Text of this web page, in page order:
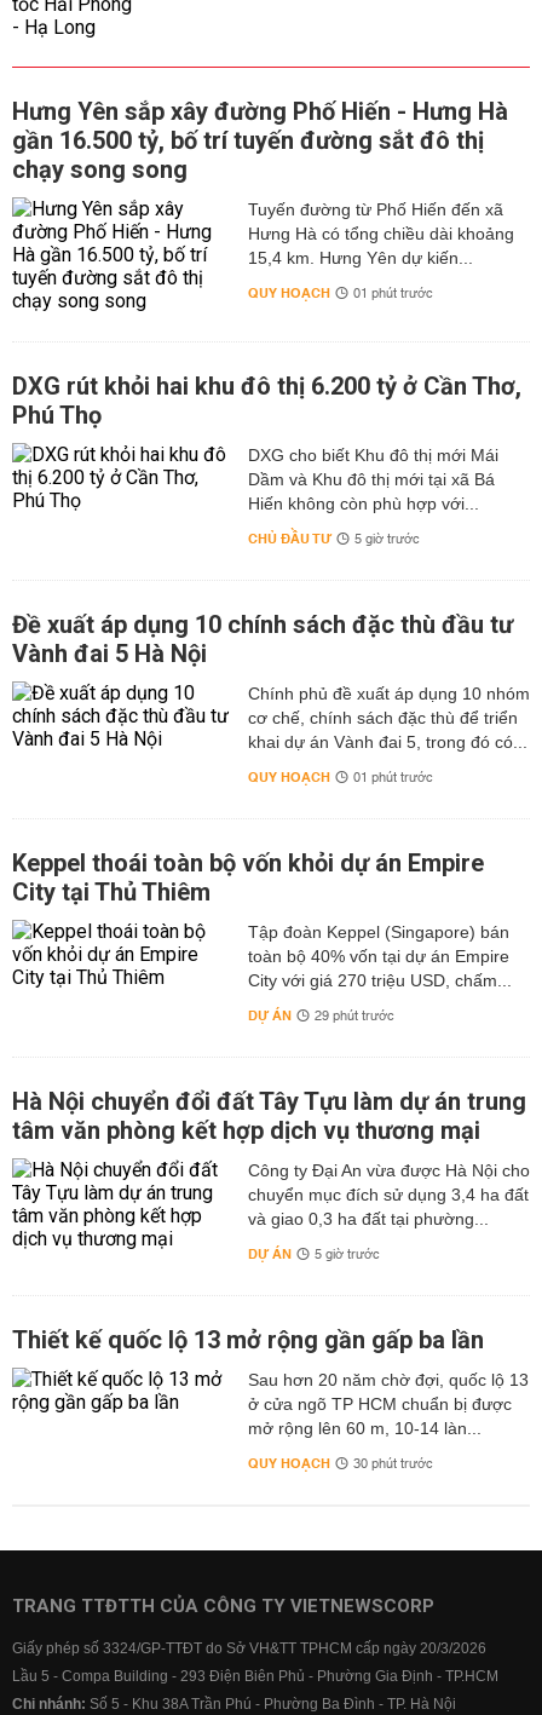
Hưng Yên sắp xây đường Phố Hiến - Hưng Hà
gần 16.500 tỷ, bố trí tuyến đường sắt đô thị
chạy song song
Tuyến đường từ Phố Hiến đến xã
Hưng Hà có tổng chiều dài khoảng
15,4 km. Hưng Yên dự kiến...
QUY HOẠCH 01 phút trước
DXG rút khỏi hai khu đô thị 6.200 tỷ ở Cần Thơ,
Phú Thọ
DXG cho biết Khu đô thị mới Mái
Dầm và Khu đô thị mới tại xã Bá
Hiến không còn phù hợp với...
CHỦ ĐẦU TƯ 5 giờ trước
Đề xuất áp dụng 10 chính sách đặc thù đầu tư
Vành đai 5 Hà Nội
Chính phủ đề xuất áp dụng 10 nhóm
cơ chế, chính sách đặc thù để triển
khai dự án Vành đai 5, trong đó có...
QUY HOẠCH 01 phút trước
Keppel thoái toàn bộ vốn khỏi dự án Empire
City tại Thủ Thiêm
Tập đoàn Keppel (Singapore) bán
toàn bộ 40% vốn tại dự án Empire
City với giá 270 triệu USD, chấm...
DỰ ÁN 29 phút trước
Hà Nội chuyển đổi đất Tây Tựu làm dự án trung
tâm văn phòng kết hợp dịch vụ thương mại
Công ty Đại An vừa được Hà Nội cho
chuyển mục đích sử dụng 3,4 ha đất
và giao 0,3 ha đất tại phường...
DỰ ÁN 5 giờ trước
Thiết kế quốc lộ 13 mở rộng gần gấp ba lần
Sau hơn 20 năm chờ đợi, quốc lộ 13
ở cửa ngõ TP HCM chuẩn bị được
mở rộng lên 60 m, 10-14 làn...
QUY HOẠCH 30 phút trước
TRANG TTĐTTH CỦA CÔNG TY VIETNEWSCORP
Giấy phép số 3324/GP-TTĐT do Sở VH&TT TPHCM cấp ngày 20/3/2026
Lầu 5 - Compa Building - 293 Điện Biên Phủ - Phường Gia Định - TP.HCM
Chi nhánh: Số 5 - Khu 38A Trần Phú - Phường Ba Đình - TP. Hà Nội